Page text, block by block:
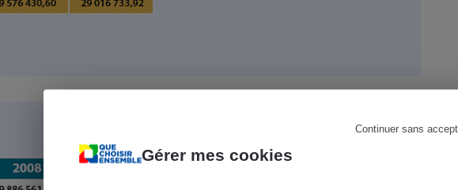
Gérer mes cookies
Continuer sans